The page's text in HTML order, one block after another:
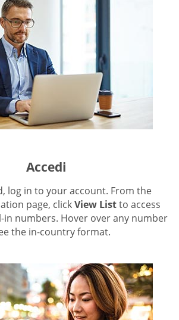
Accedi
log in to your account. From the
page, clickView Listto access
numbers. Hover over any number
the in-country format.